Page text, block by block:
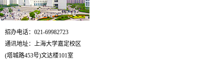
招办电话：021-69982723
通讯地址：上海大学嘉定校区
(塔城路453号)文达楼101室